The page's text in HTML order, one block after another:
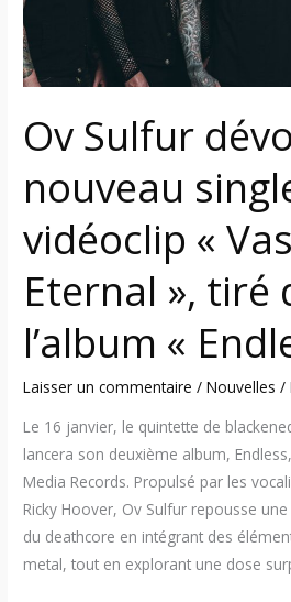
Ov Sulfur
nouveau
vidéoclip «
Eternal », tiré
l’album «
Laisser un commentaire /Nouvelles /
Le 16 janvier, le quintette de
lancera son deuxième album,
Media Records. Propulsé par les
Ricky Hoover, Ov Sulfur repousse
du deathcore en intégrant des
metal, tout en explorant une dose
vidéoclip
« Vast
Eternal »,
de
l’album
« Endless »